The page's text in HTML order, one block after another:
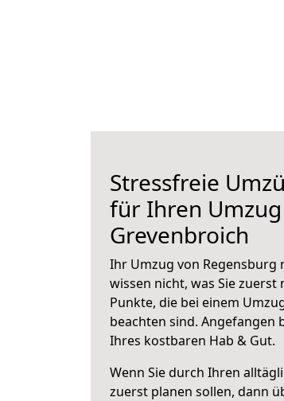
Stressfreie
für Ihren
Grevenbroich
Ihr Umzug von Regensburg
wissen nicht, was Sie
Punkte, die bei einem
beachten sind. Angefangen
Ihres kostbaren Hab & Gut.
Wenn Sie durch Ihren
zuerst planen sollen, dann